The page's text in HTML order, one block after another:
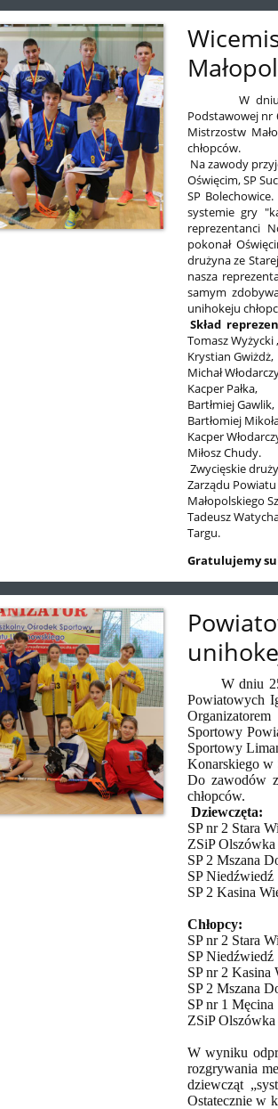
W dniu 1
Podstawowej nr
Mistrzostw
chłopców.
Na zawody
Oświęcim, SP
SP
systemie gry
reprezentanci
pokonał
drużyna ze
nasza
samym
unihokeju
Skład
Tomasz Wyżycki ,
Krystian Gwiżdż,
Michał
Kacper Pałka,
Bartłmiej Gawlik,
Bartłomiej
Kacper
Miłosz Chudy.
Zwycięskie
Zarządu
Małopolskiego
Tadeusz
Targu.
Gratulujemy
W dniu 25
Powiatowych
Sportowy
Sportowy
Konarskiego w
Do zawodów
chłopców.
Dziewczęta:
SP nr 2 Stara
ZSiP Olszówka
SP 2 Mszana
SP Niedźwiedź
SP 2 Kasina
Chłopcy:
SP nr 2 Stara
SP Niedźwiedź
SP nr 2 Kasina
SP 2 Mszana
SP nr 1 Męcina
ZSiP Olszówka
W wyniku
rozgrywania
dziewcząt
Ostatecznie w